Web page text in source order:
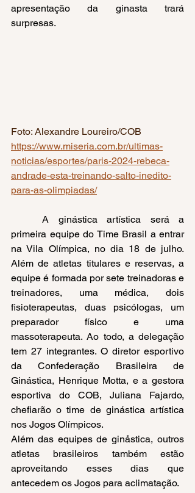
apresentação da ginasta trará
surpresas.
Foto: Alexandre Loureiro/COB
https://www.miseria.com.br/ultimas-
noticias/esportes/paris-2024-rebeca-
andrade-esta-treinando-salto-inedito-
para-as-olimpiadas/
	A ginástica artística será a
primeira equipe do Time Brasil a entrar
na Vila Olímpica, no dia 18 de julho.
Além de atletas titulares e reservas, a
equipe é formada por sete treinadoras e
treinadores, uma médica, dois
fisioterapeutas, duas psicólogas, um
preparador físico e uma
massoterapeuta. Ao todo, a delegação
tem 27 integrantes. O diretor esportivo
da Confederação Brasileira de
Ginástica, Henrique Motta, e a gestora
esportiva do COB, Juliana Fajardo,
chefiarão o time de ginástica artística
nos Jogos Olímpicos.
Além das equipes de ginåstica, outros
atletas brasileiros também estão
aproveitando esses dias que
antecedem os Jogos para aclimatação.